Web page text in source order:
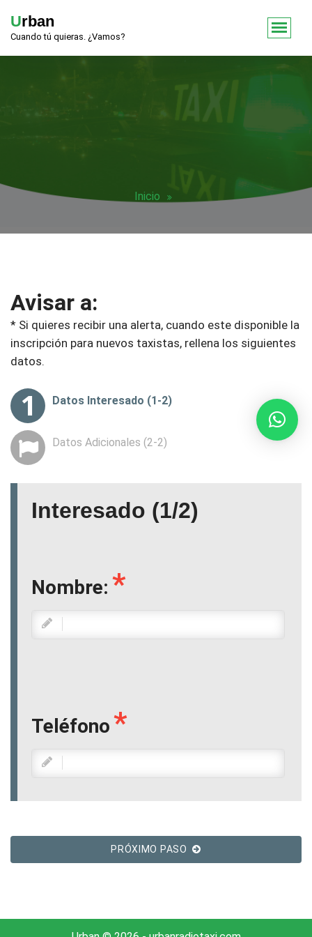
Urban
Cuando tú quieras. ¿Vamos?
Inicio
Avisar a:
* Si quieres recibir una alerta, cuando este disponible la
inscripción para nuevos taxistas, rellena los siguientes
datos.
Avisar a:
* Revisa el correo electrónico que sea correcto porque
será donde enviaremos la alerta cuando este
disponible la inscripción de nuevos aspirantes.
Datos Interesado (1-2)
Datos Adicionales (2-2)
Interesado (1/2)
Nombre:
Teléfono
PRÓXIMO PASO